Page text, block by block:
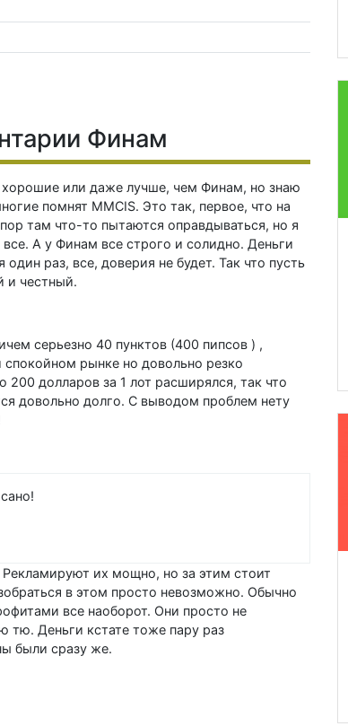
Финам
хорошие или даже лучше, чем Финам, но знаю
помнят MMCIS. Это так, первое, что на
там что-то пытаются оправдываться, но я
А у Финам все строго и солидно. Деньги
раз, все, доверия не будет. Так что пусть
и честный.
серьезно 40 пунктов (400 пипсов ) ,
рынке но довольно резко
200 долларов за 1 лот расширялся, так что
довольно долго. С выводом проблем нету
их мощно, но за этим стоит
в этом просто невозможно. Обычно
все наоборот. Они просто не
тю. Деньги кстате тоже пару раз
были сразу же.